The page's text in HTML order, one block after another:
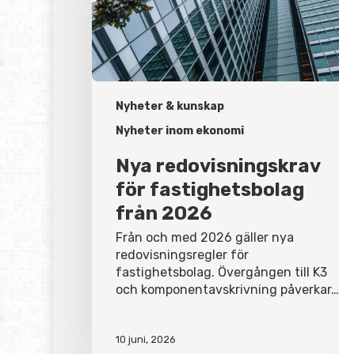
Nyheter & kunskap
Nyheter inom ekonomi
från
2026
Nya redovisningskrav
för fastighetsbolag
från 2026
Från och med 2026 gäller nya
redovisningsregler för
fastighetsbolag. Övergången till K3
och komponentavskrivning påverkar…
10 juni, 2026